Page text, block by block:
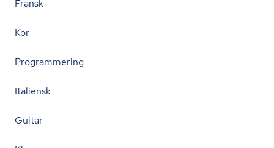
Fransk
Kor
Programmering
Italiensk
Guitar